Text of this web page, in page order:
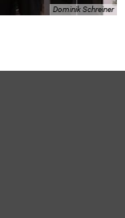
Dominik Schreiner